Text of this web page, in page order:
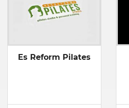
Es Reform Pilates